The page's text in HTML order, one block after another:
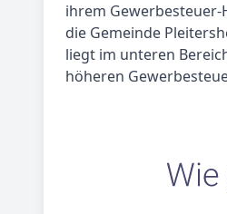
ihrem Gewerbesteuer-
die Gemeinde
liegt im unteren
höheren